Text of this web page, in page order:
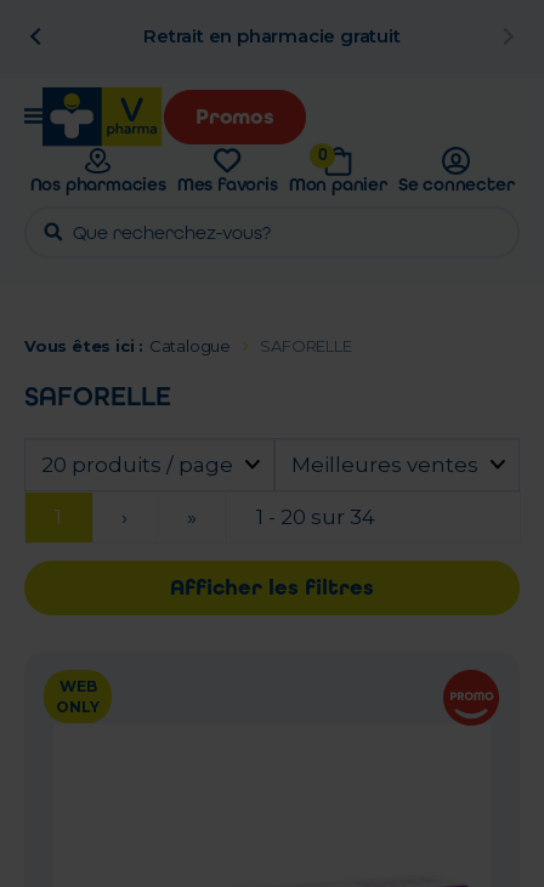
Retrait en pharmacie gratuit
Promos
Nos pharmacies Mes favoris
0
Mon panier Se connecter
Vous êtes ici : Catalogue SAFORELLE
SAFORELLE
20 produits / page Meilleures ventes
1 › » 1 - 20 sur 34
Afficher les filtres
WEB
ONLY